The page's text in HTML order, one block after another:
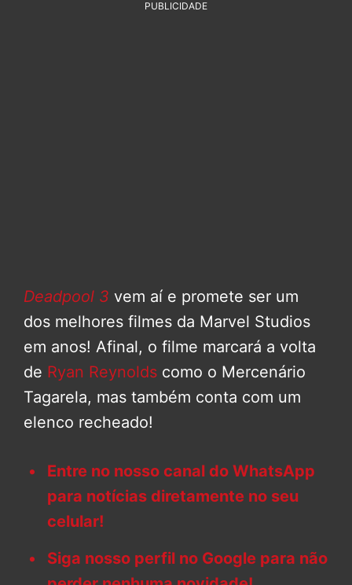
PUBLICIDADE
Deadpool 3 vem aí e promete ser um
dos melhores filmes da Marvel Studios
em anos! Afinal, o filme marcará a volta
de Ryan Reynolds como o Mercenário
Tagarela, mas também conta com um
elenco recheado!
Entre no nosso canal do WhatsApp
para notícias diretamente no seu
celular!
Siga nosso perfil no Google para não